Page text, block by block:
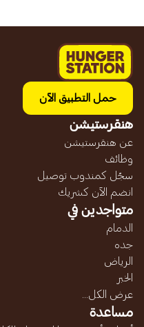
حمل التطبيق الآن
هنقرستيشن
عن هنقرستيشن
وظائف
سجّل كمندوب توصيل
انضم الآن كشريك
متواجدين في
الدمام
جده
الرياض
الخبر
عرض الكل...
مساعدة